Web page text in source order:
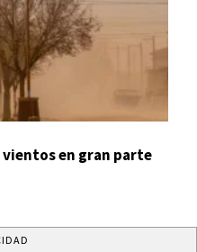
en gran parte